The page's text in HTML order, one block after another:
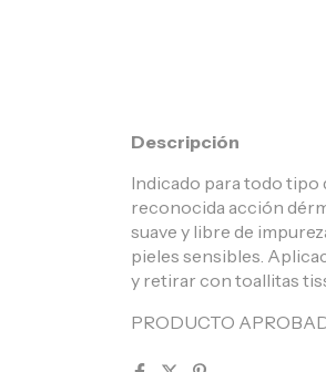
Descripción
Indicado para todo tipo
reconocida acción
suave y libre de
pieles sensibles.
y retirar con toallitas
PRODUCTO